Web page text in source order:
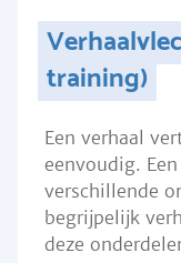
training)
Een verhaal
eenvoudig.
verschillende
begrijpelijk
deze